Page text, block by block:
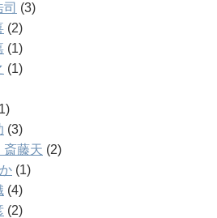
(3)
(2)
(1)
(1)
(3)
藤天 (2)
(1)
(4)
(2)